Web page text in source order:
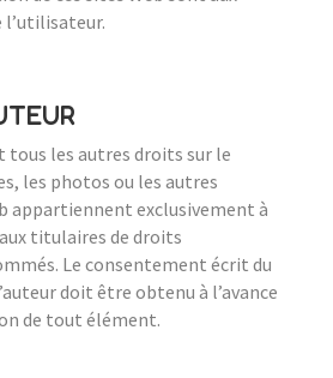
l’utilisateur.
tous les autres droits sur le
les photos ou les autres
appartiennent exclusivement à
titulaires de droits
Le consentement écrit du
doit être obtenu à l’avance
de tout élément.